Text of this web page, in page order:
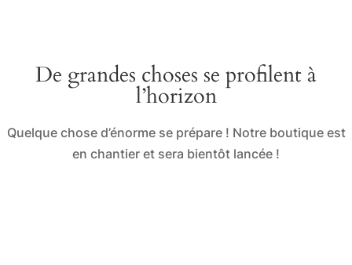
De grandes choses se profilent à
l’horizon
Quelque chose d’énorme se prépare ! Notre boutique est
en chantier et sera bientôt lancée !